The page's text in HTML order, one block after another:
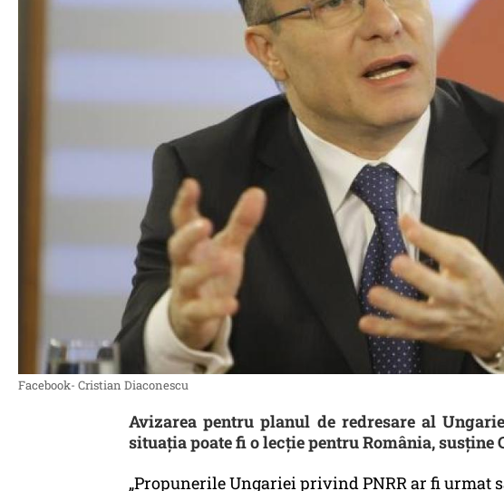
Facebook- Cristian Diaconescu
Avizarea pentru planul de redresare al
situația poate fi o lecție pentru România, susține
„Propunerile Ungariei privind PNRR ar fi urmat